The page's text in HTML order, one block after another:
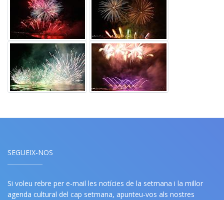
SEGUEIX-NOS
Si voleu rebre per e-mail les notícies de la setmana i la millor
agenda cultural del cap setmana, apunteu-vos als nostres